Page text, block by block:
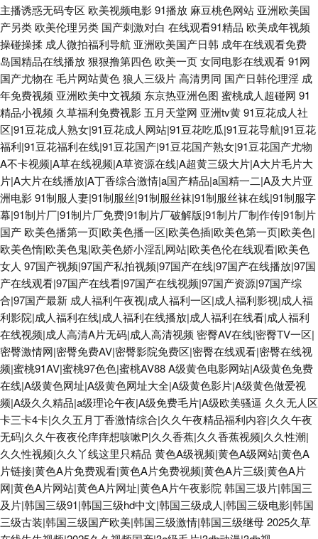
主播诱惑无码专区 欧美视频电影91播放 麻豆桃色网站 亚洲欧美国
产另类 欧美伦理另类 国产刺激对白 在线观看91精品 欧美成年视频
操碰操揉 成人微拍福利导航 亚洲欧美国产日韩 成年在线观看免费
岛国精品在线播放狠狠撸第四色 欧美一页女同电影在线观看91网
国产尤物在 毛片网站黄色狼人三级片高清男同 国产日韩伦理淫 成
年免费视频 亚洲欧美中文视频 东京热亚洲色图 蜜桃成人超碰网 91
精品小视频 久草福利免费视影 五月天堂网 亚洲tv黄91豆花成人社
区|91豆花成人熟女|91豆花成人网站|91豆花吃瓜|91豆花导航|91豆花
福利|91豆花福利在线|91豆花国产|91豆花国产熟女|91豆花国产尤物
A不卡视频|A草在线视频|A草资源在线|A超黄三级大片|A大片毛片大
片|A大片在线播放|A丁香综合激情|a国产精品|a国精一二|A及大片亚
洲电影91制服人妻|91制服丝|91制服丝袜|91制服丝袜在线|91制服字
幕|91制片厂|91制片厂免费|91制片厂破解版|91制片厂制作传|91制片
国产 欧美色播第一页|欧美色播一区|欧美色插|欧美色第一页|欧美色|
欧美色惰|欧美色鬼|欧美色娇小淫乱网站|欧美色伦在线观看|欧美色
女人 97国产视频|97国产私拍视频|97国产在线|97国产在线播放|97国
产在线观看|97国产在线看|97国产在线视频|97国产资源|97国产综
合|97国产最新 成人福利午夜视|成人福利一区|成人福利影视|成人福
利影院|成人福利在线|成人福利在线播放|成人福利在线看|成人福利
在线视频|成人高清A片无码|成人高清视频 密臀AV在线|密臀TV一区|
密臀激情网|密臀免费AV|密臀影院免费区|密臀在线观看|密臀在线视
频|蜜桃91AV|蜜桃97色色|蜜桃AV88A级黄色电影网站|A级黄色免费
在线|A级黄色网址|A级黄色网址大全|A级黄色影片|A级黄色做爱视
频|A级久久精品|a级理论午夜|A级免费毛片|A级欧美骚逼 久久无人区
卡三卡4卡|久久五月丁香激情综合|久久午夜精品福利内容|久久午夜
无码|久久午夜夜伦痒痒想咳嗽P|久久香蕉|久久香蕉视频|久久性潮|
久久性视频|久久丫线这里只精品 黄色A级视频|黄色A级网站|黄色A
片链接|黄色A片免费观看|黄色A片免费视频|黄色A片三级|黄色A片
网|黄色A片网站|黄色A片网址|黄色A片午夜影院 韩国三圾片|韩国三
及片|韩国三级91|韩国三级hd中文|韩国三级成人|韩国三级电影|韩国
三级古装|韩国三级国产欧美|韩国三级激情|韩国三级继母2025久草